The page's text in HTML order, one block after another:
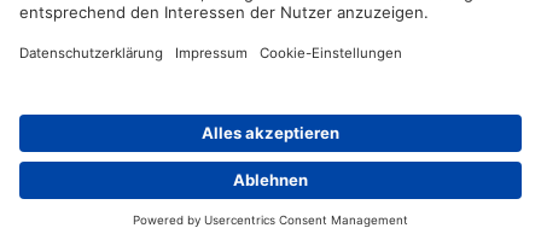
Richtlinien und Bekenntnisse
Soziale Medien
© HellermannTyton 2026 (v4.312.3) |
|
Händlersuche Kontakt